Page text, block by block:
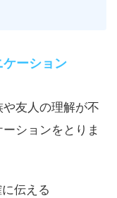
ーション
友人の理解が不
ションをとりま
伝える